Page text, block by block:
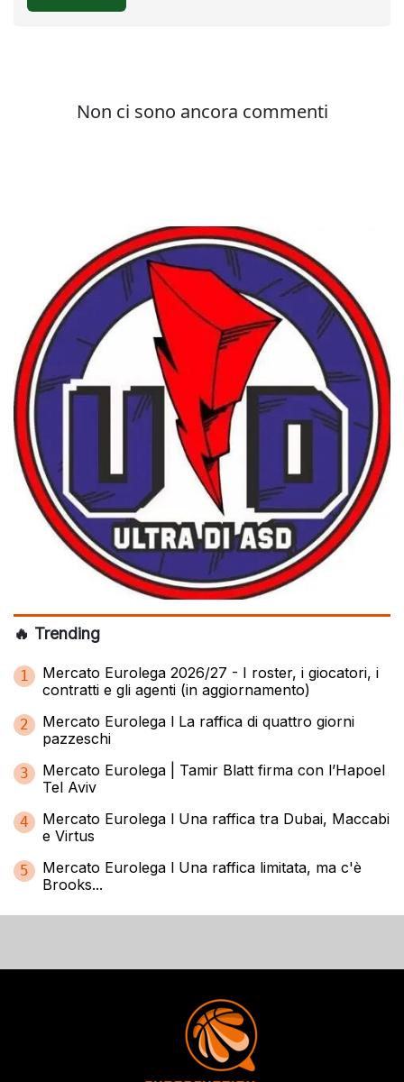
🔥 Trending
1
Mercato Eurolega 2026/27 - I roster, i giocatori, i
contratti e gli agenti (in aggiornamento)
2
Mercato Eurolega l La raffica di quattro giorni
pazzeschi
3
Mercato Eurolega | Tamir Blatt firma con l’Hapoel
Tel Aviv
4
Mercato Eurolega l Una raffica tra Dubai, Maccabi
e Virtus
5
Mercato Eurolega l Una raffica limitata, ma c'è
Brooks...